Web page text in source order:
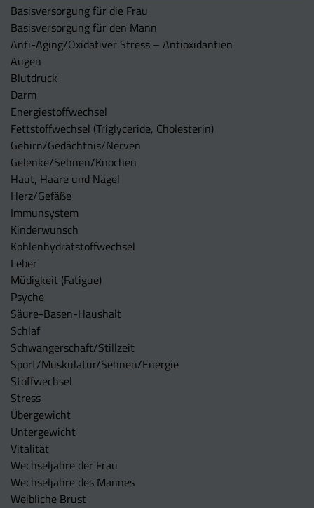
Basisversorgung für die Frau
Basisversorgung für den Mann
Anti-Aging/Oxidativer Stress – Antioxidantien
Augen
Blutdruck
Darm
Energiestoffwechsel
Fettstoffwechsel (Triglyceride, Cholesterin)
Gehirn/Gedächtnis/Nerven
Gelenke/Sehnen/Knochen
Haut, Haare und Nägel
Herz/Gefäße
Immunsystem
Kinderwunsch
Kohlenhydratstoffwechsel
Leber
Müdigkeit (Fatigue)
Psyche
Säure-Basen-Haushalt
Schlaf
Schwangerschaft/Stillzeit
Sport/Muskulatur/Sehnen/Energie
Stoffwechsel
Stress
Übergewicht
Untergewicht
Vitalität
Wechseljahre der Frau
Wechseljahre des Mannes
Weibliche Brust